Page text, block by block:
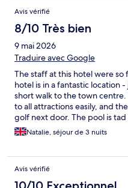
Avis vérifié
8/10 Très bien
9 mai 2026
Traduire avec Google
The staff at this hotel were
hotel is in a fantastic location
short walk to the town
to all attractions easily, and
golf next door. The pool is
metres, and the Sian and
to have the facilities. Also
under 50.
Natalie, séjour de 3 nuits
Avis vérifié